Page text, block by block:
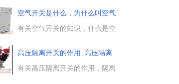
以及切断故障电路，防止事故扩
大，这里重点介绍了自动空气开
关，即低压断路器的跳闸原因，
空气开关是什么，为什么叫空气
开关
有关空气开关的知识，什么是空
气开关有哪些特点，空气开关是
用来做什么的。...
高压隔离开关的作用_高压隔离
开
有关高压隔离开关的作用，隔离